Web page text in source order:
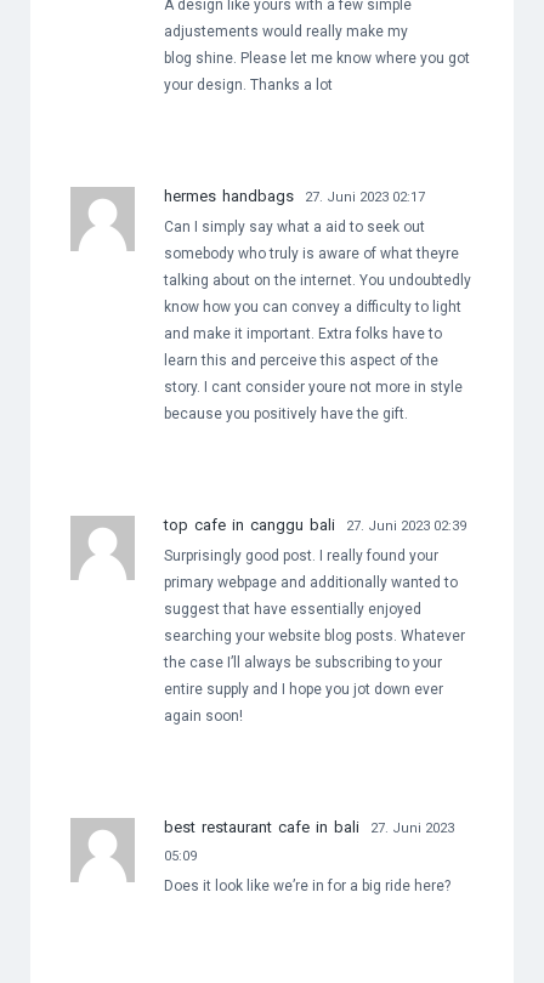
A design like yours with a few simple
adjustements would really make my
blog shine. Please let me know where you got
your design. Thanks a lot
hermes handbags 27. Juni 2023 02:17
Can I simply say what a aid to seek out
somebody who truly is aware of what theyre
talking about on the internet. You undoubtedly
know how you can convey a difficulty to light
and make it important. Extra folks have to
learn this and perceive this aspect of the
story. I cant consider youre not more in style
because you positively have the gift.
top cafe in canggu bali 27. Juni 2023 02:39
Surprisingly good post. I really found your
primary webpage and additionally wanted to
suggest that have essentially enjoyed
searching your website blog posts. Whatever
the case I’ll always be subscribing to your
entire supply and I hope you jot down ever
again soon!
best restaurant cafe in bali
27. Juni 2023
05:09
Does it look like we’re in for a big ride here?